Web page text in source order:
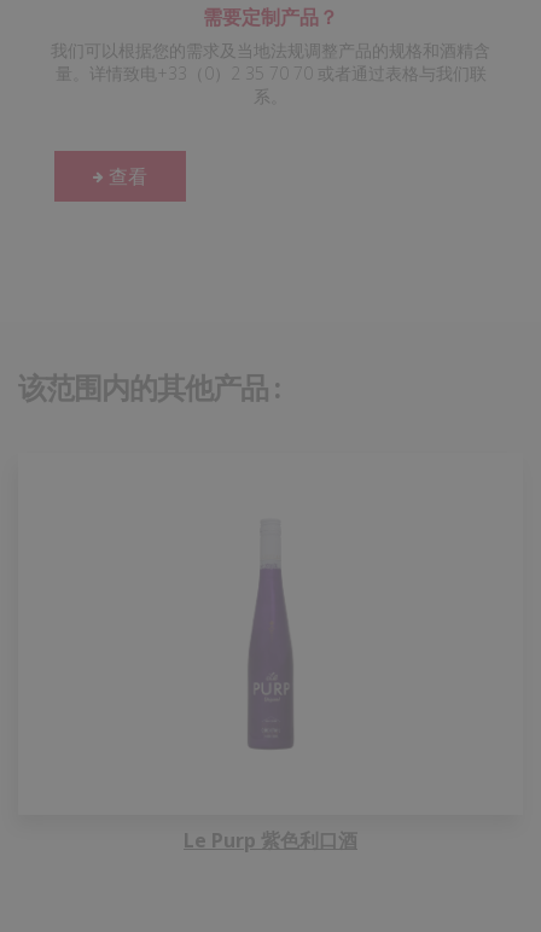
需要定制产品？
我们可以根据您的需求及当地法规调整产品的规格和酒精含
量。详情致电+33（0）2 35 70 70 或者通过表格与我们联
系。
查看
该范围内的其他产品 :
Le Purp 紫色利口酒